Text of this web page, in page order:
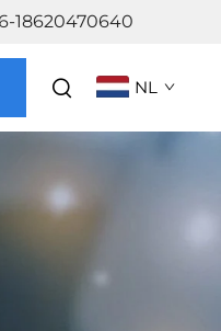
18620470640
NL